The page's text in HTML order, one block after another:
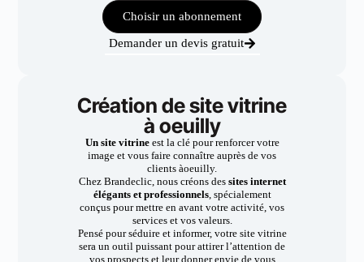
Choisir un abonnement
Demander un devis gratuit
Création de site vitrine
à oeuilly
Un site vitrineest la clé pour renforcer votre
image et vous faire connaître auprès de vos
clients àoeuilly.
Chez Brandeclic, nous créons dessites internet
élégants et professionnels, spécialement
conçus pour mettre en avant votre activité, vos
services et vos valeurs.
Pensé pour séduire et informer, votre site vitrine
sera un outil puissant pour attirer l’attention de
vos prospects et leur donner envie de vous